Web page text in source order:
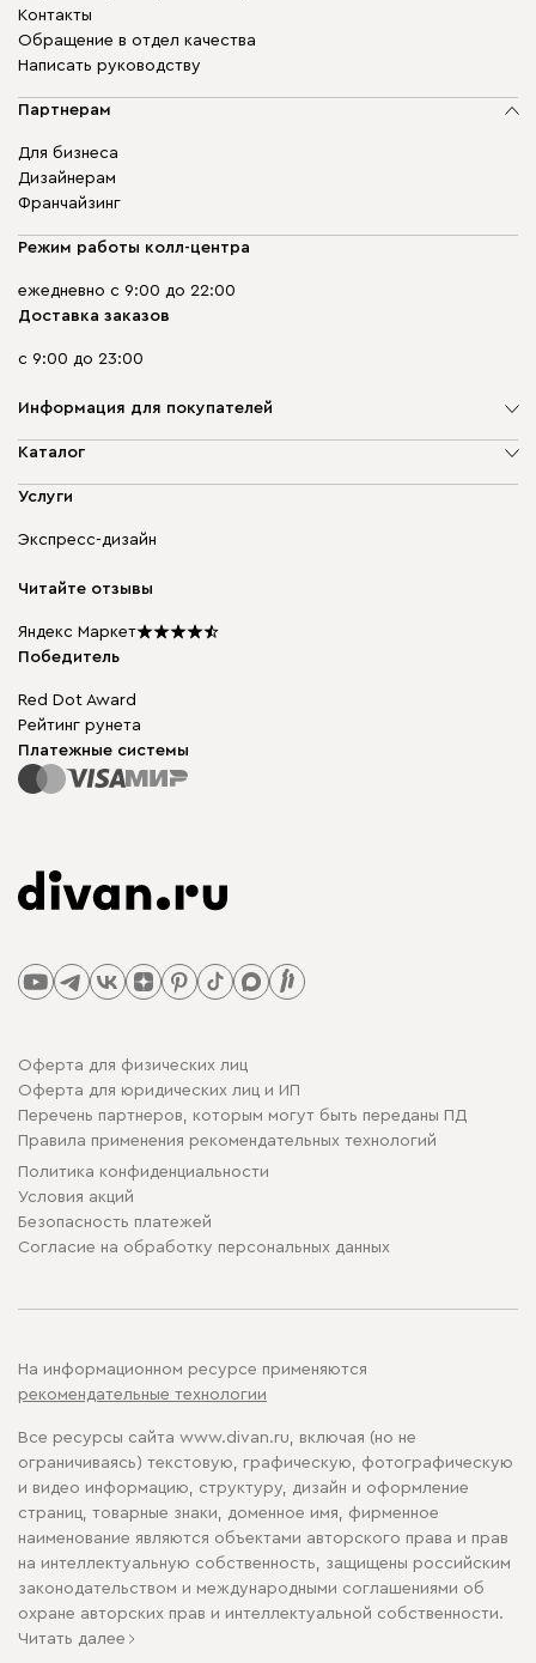
Контакты
Обращение в отдел качества
Написать руководству
Партнерам
Для бизнеса
Дизайнерам
Франчайзинг
Режим работы колл-центра
ежедневно с 9:00 до 22:00
Доставка заказов
с 9:00 до 23:00
Информация для покупателей
О компании
Доставка и оплата
диван.клуб
Карьера
Подарочные сертификаты
Мы в прессе
Каталог
Мягкая мебель
Бескаркасная мебель
Столы и стулья
Услуги
Экспресс-дизайн
Читайте отзывы
Яндекс Маркет
Победитель
Red Dot Award
Рейтинг рунета
Платежные системы
Оферта для физических лиц
Оферта для юридических лиц и ИП
Перечень партнеров, которым могут быть переданы ПД
Правила применения рекомендательных технологий
Политика конфиденциальности
Условия акций
Безопасность платежей
Cогласие на обработку персональных данных
На информационном ресурсе применяются
рекомендательные технологии
Все ресурсы сайта www.divan.ru, включая (но не
ограничиваясь) текстовую, графическую, фотографическую
и видео информацию, структуру, дизайн и оформление
страниц, товарные знаки, доменное имя, фирменное
наименование являются объектами авторского права и прав
на интеллектуальную собственность, защищены российским
законодательством и международными соглашениями об
охране авторских прав и интеллектуальной собственности.
Читать далее